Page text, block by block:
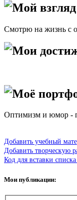
Мой
Смотрю на жизнь с
Мои
Моё
Оптимизм и юмор -
Добавить учебный
Добавить творческую
Код для вставки
Мои публикации: